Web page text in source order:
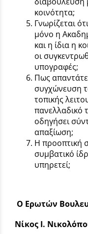
κοινότητα;
Γνωρίζεται
μόνο η
και η ίδια η
οι
υπογραφές;
Πως
συγχώνευση
τοπικής
πανελλαδικό
οδηγήσει
απαξίωση;
Η προοπτική
συμβατικό
υπηρετεί;
Ο Ερωτών
Νίκος Ι.